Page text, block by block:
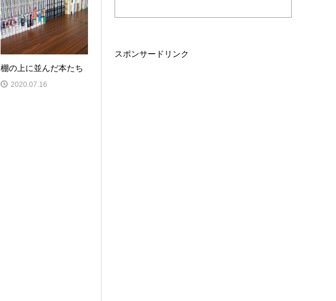
棚の上に並んだ本たち
2020.07.16
スポンサードリンク